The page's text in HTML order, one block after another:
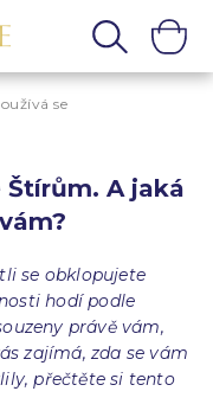
se
Štírům. A jaká
se obklopujete
hodí podle
právě vám,
zajímá, zda se vám
přečtěte si tento